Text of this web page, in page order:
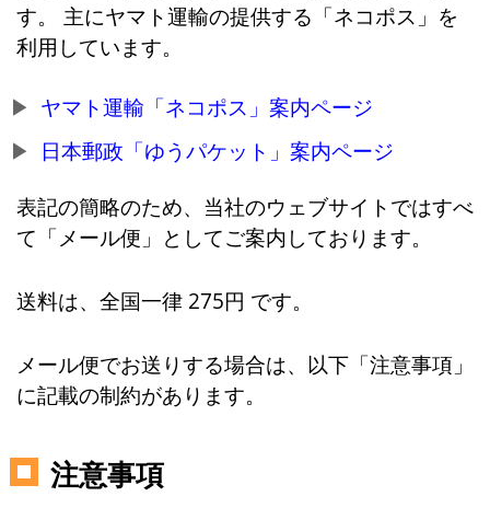
す。 主にヤマト運輸の提供する「ネコポス」を
利用しています。
ヤマト運輸「ネコポス」案内ページ
日本郵政「ゆうパケット」案内ページ
表記の簡略のため、当社のウェブサイトではすべ
て「メール便」としてご案内しております。
送料は、全国一律 275円 です。
メール便でお送りする場合は、以下「注意事項」
に記載の制約があります。
注意事項